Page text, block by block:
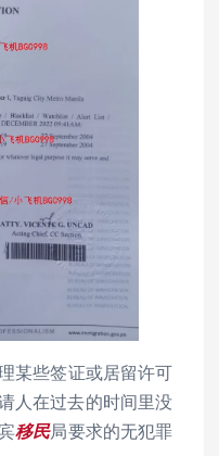
某些签证或居留许可
人在过去的时间里没
移民局要求的无犯罪